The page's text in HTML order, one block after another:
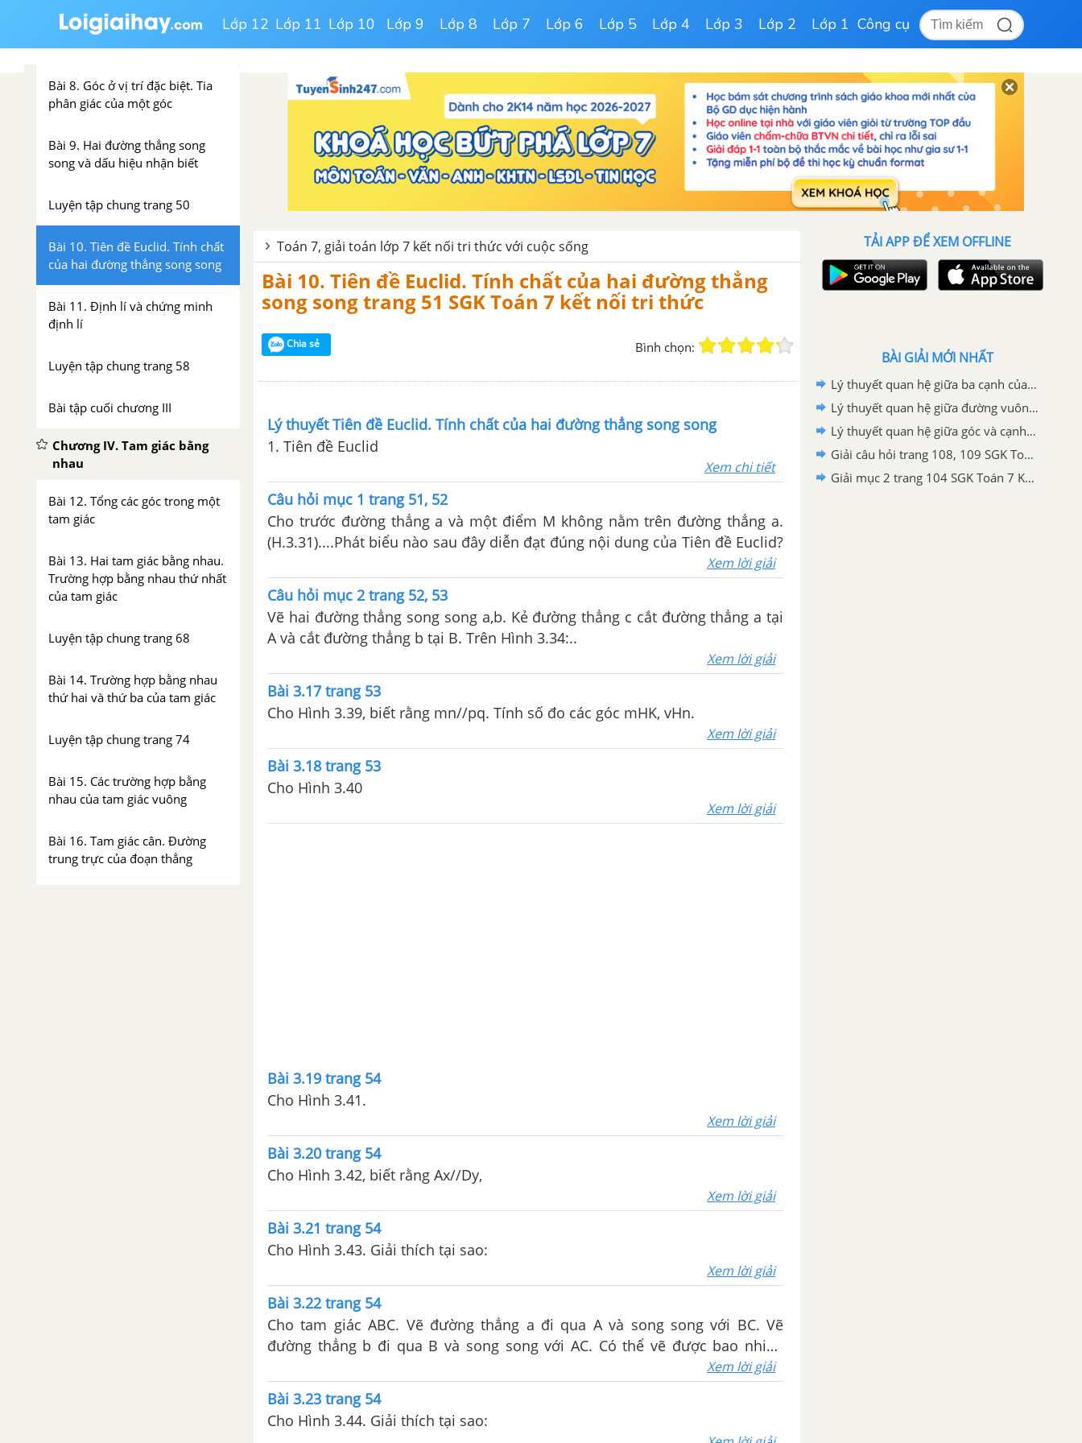
Lớp 12 Lớp 11 Lớp 10 Lớp 9 Lớp 8 Lớp 7 Lớp 6 Lớp 5 Lớp 4 Lớp 3 Lớp 2 Lớp 1 Công cụ
Chương III. Góc và đường
thẳng song song
Bài 8. Góc ở vị trí đặc biệt. Tia
phân giác của một góc
Bài 9. Hai đường thẳng song
song và dấu hiệu nhận biết
Luyện tập chung trang 50
Bài 10. Tiên đề Euclid. Tính chất
của hai đường thẳng song song
Bài 11. Định lí và chứng minh
định lí
Luyện tập chung trang 58
Bài tập cuối chương III
Chương IV. Tam giác bằng
nhau
Bài 12. Tổng các góc trong một
tam giác
Bài 13. Hai tam giác bằng nhau.
Trường hợp bằng nhau thứ nhất
của tam giác
Luyện tập chung trang 68
Bài 14. Trường hợp bằng nhau
thứ hai và thứ ba của tam giác
Luyện tập chung trang 74
Bài 15. Các trường hợp bằng
nhau của tam giác vuông
Bài 16. Tam giác cân. Đường
trung trực của đoạn thẳng
Toán 7, giải toán lớp 7 kết nối tri thức với cuộc sống
Bài 10. Tiên đề Euclid. Tính chất của hai đường thẳng
song song trang 51 SGK Toán 7 kết nối tri thức
Chia sẻ Bình chọn:
Lý thuyết Tiên đề Euclid. Tính chất của hai đường thẳng song song
1. Tiên đề Euclid
Xem chi tiết
Câu hỏi mục 1 trang 51, 52
Cho trước đường thẳng a và một điểm M không nằm trên đường thẳng a.
(H.3.31)....Phát biểu nào sau đây diễn đạt đúng nội dung của Tiên đề Euclid?
Xem lời giải
Câu hỏi mục 2 trang 52, 53
Vẽ hai đường thẳng song song a,b. Kẻ đường thẳng c cắt đường thẳng a tại
A và cắt đường thẳng b tại B. Trên Hình 3.34:..
Xem lời giải
Bài 3.17 trang 53
Cho Hình 3.39, biết rằng mn//pq. Tính số đo các góc mHK, vHn.
Xem lời giải
Bài 3.18 trang 53
Cho Hình 3.40
Xem lời giải
Bài 3.19 trang 54
Cho Hình 3.41.
Xem lời giải
Bài 3.20 trang 54
Cho Hình 3.42, biết rằng Ax//Dy,
Xem lời giải
Bài 3.21 trang 54
Cho Hình 3.43. Giải thích tại sao:
Xem lời giải
Bài 3.22 trang 54
Cho tam giác ABC. Vẽ đường thẳng a đi qua A và song song với BC. Vẽ
đường thẳng b đi qua B và song song với AC. Có thể vẽ được bao nhiêu
Xem lời giải
Bài 3.23 trang 54
Cho Hình 3.44. Giải thích tại sao:
TẢI APP ĐỂ XEM OFFLINE
BÀI GIẢI MỚI NHẤT
Lý thuyết quan hệ giữa ba cạnh của một tam giác Toán 7 Kết nối tri thức
Lý thuyết quan hệ giữa đường vuông góc và đường xiên, đường xiên và hình chiếu Toán 7 Kết nối tri thức
Lý thuyết quan hệ giữa góc và cạnh đối diện trong một tam giác Toán 7 Kết nối tri thức
Giải câu hỏi trang 108, 109 SGK Toán 7 Kết nối tri thức với cuộc sống tập 2
Giải mục 2 trang 104 SGK Toán 7 Kết nối tri thức với cuộc sống tập 2